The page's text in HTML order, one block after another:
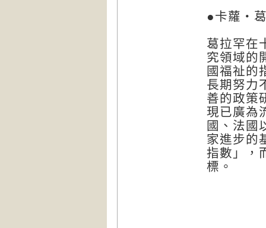
●卡蘿‧
葛拉罕在
究領域的
國福祉的
長期努力
善的政策
現已廣為
國、法國
家進步的
指數」，
標。